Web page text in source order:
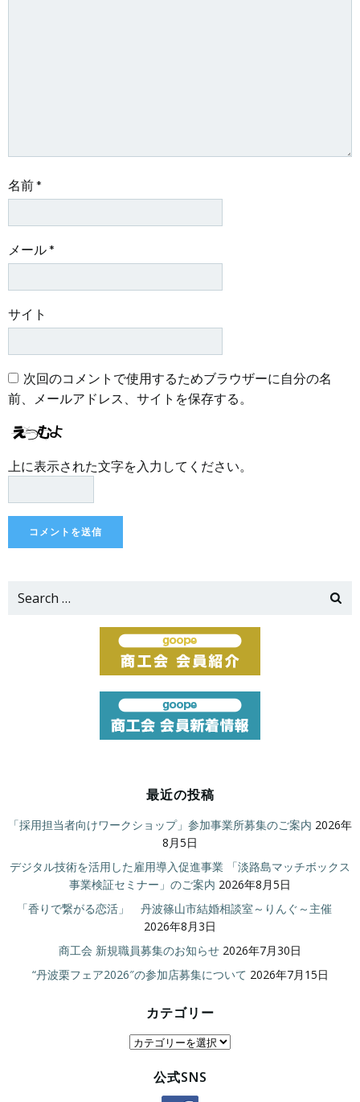
名前*
メール*
サイト
次回のコメントで使用するためブラウザーに自分の名
前、メールアドレス、サイトを保存する。
上に表示された文字を入力してください。
Search
最近の投稿
「採用担当者向けワークショップ」参加事業所募集のご案内 2026年
8月5日
デジタル技術を活用した雇用導入促進事業 「淡路島マッチボックス
事業検証セミナー」のご案内 2026年8月5日
「香りで繋がる恋活」 丹波篠山市結婚相談室～りんぐ～主催
2026年8月3日
商工会 新規職員募集のお知らせ 2026年7月30日
“丹波栗フェア2026″の参加店募集について 2026年7月15日
カテゴリー
カ
公式SNS